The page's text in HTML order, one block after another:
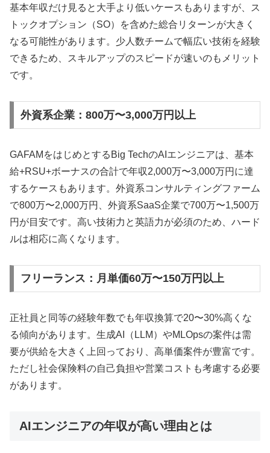
基本年収だけ見ると大手より低いケースもありますが、ス
トックオプション（SO）を含めた総合リターンが大きく
なる可能性があります。少人数チームで幅広い技術を経験
できるため、スキルアップのスピードが速いのもメリット
です。
外資系企業：800万〜3,000万円以上
GAFAMをはじめとするBig TechのAIエンジニアは、基本
給+RSU+ボーナスの合計で年収2,000万〜3,000万円に達
するケースもあります。外資系コンサルティングファーム
で800万〜2,000万円、外資系SaaS企業で700万〜1,500万
円が目安です。高い技術力と英語力が必須のため、ハード
ルは相応に高くなります。
フリーランス：月単価60万〜150万円以上
正社員と同等の経験年数でも年収換算で20〜30%高くな
る傾向があります。生成AI（LLM）やMLOpsの案件は需
要が供給を大きく上回っており、高単価案件が豊富です。
ただし社会保険料の自己負担や営業コストも考慮する必要
があります。
AIエンジニアの年収が高い理由とは